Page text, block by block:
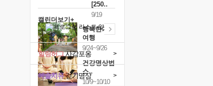
[250..
9/19
행복한가족
여행
9/24~9/26
건강명상법
스..
10/9~10/10
캘린더보기+
예술치유걷기명상 >
힐링허그사감포옹 >